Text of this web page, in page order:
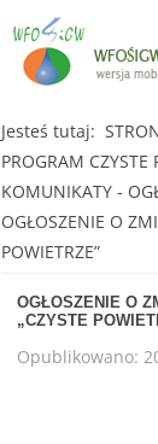
Jesteś tutaj:
PROGRAM CZYSTE
KOMUNIKATY -
OGŁOSZENIE O
POWIETRZE”
OGŁOSZENIE O
„CZYSTE
Opublikowano: